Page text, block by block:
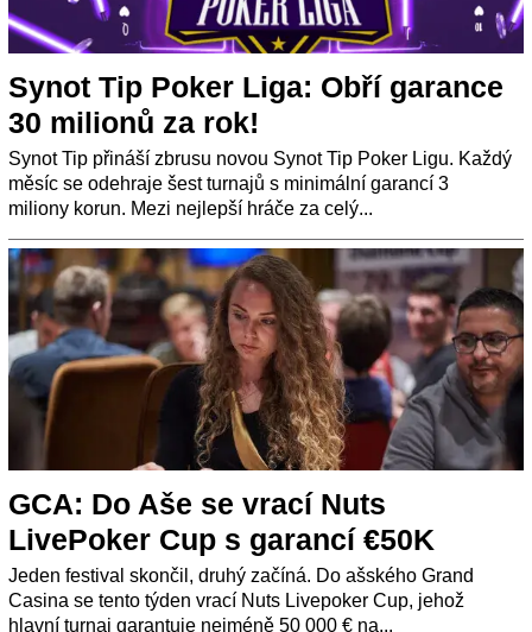
Synot Tip Poker Liga: Obří garance
30 milionů za rok!
Synot Tip přináší zbrusu novou Synot Tip Poker Ligu. Každý
měsíc se odehraje šest turnajů s minimální garancí 3
miliony korun. Mezi nejlepší hráče za celý...
GCA: Do Aše se vrací Nuts
LivePoker Cup s garancí €50K
Jeden festival skončil, druhý začíná. Do ašského Grand
Casina se tento týden vrací Nuts Livepoker Cup, jehož
hlavní turnaj garantuje nejméně 50 000 € na...